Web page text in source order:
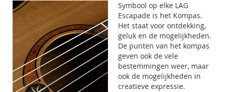
Symbool op elke LAG
Escapade is het Kompas.
Het staat voor ontdekking,
geluk en de mogelijkheden.
De punten van het kompas
geven ook de vele
bestemmingen weer, maar
ook de mogelijkheden in
creatieve expressie.